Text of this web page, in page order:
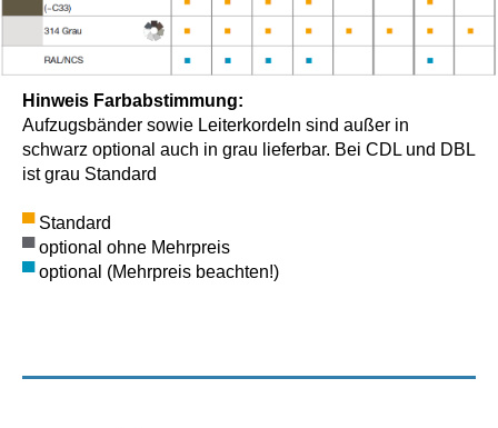
Hinweis Farbabstimmung:
Aufzugsbänder sowie Leiterkordeln sind außer in
schwarz optional auch in grau lieferbar. Bei CDL und DBL
ist grau Standard
▀ Standard
▀optional ohne Mehrpreis
▀optional (Mehrpreis beachten!)